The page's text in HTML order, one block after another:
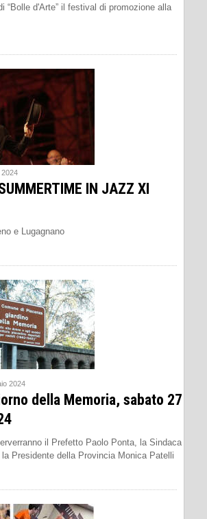
“Bolle d'Arte” il festival di promozione alla
2024
IN JAZZ XI
e Lugagnano
2024
della Memoria, sabato 27
il Prefetto Paolo Ponta, la Sindaca
la Presidente della Provincia Monica Patelli